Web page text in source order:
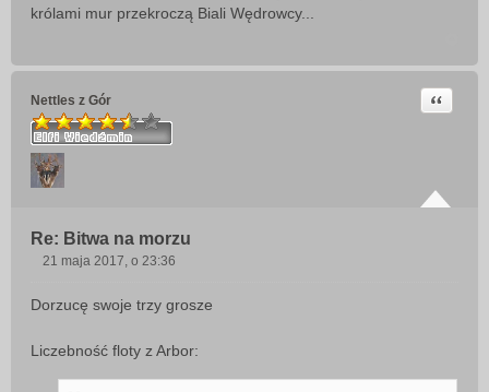
królami mur przekroczą Biali Wędrowcy...
Nettles z Gór
Re: Bitwa na morzu
Cytuj
s
21 maja 2017, o 23:36
Dorzucę swoje trzy grosze
Liczebność floty z Arbor: